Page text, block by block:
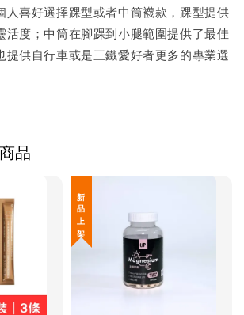
人喜好選擇踝型或者中筒襪款，踝型提供
活度；中筒在腳踝到小腿範圍提供了最佳
提供自行車或是三鐵愛好者更多的專業選
品
新 品 上 架